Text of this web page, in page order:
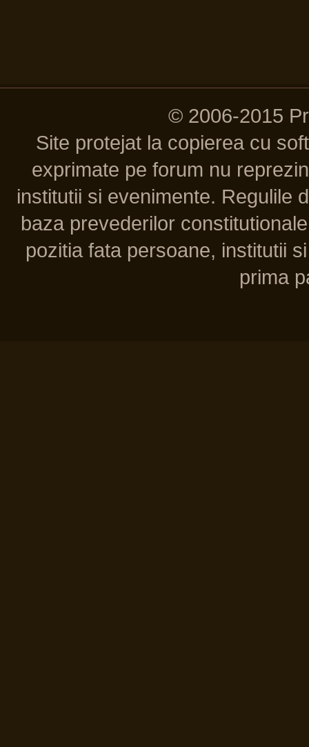
© 2006-2015
Site protejat la copierea cu
exprimate pe forum nu
institutii si evenimente. Regulile
baza prevederilor
pozitia fata persoane, institutii
prima